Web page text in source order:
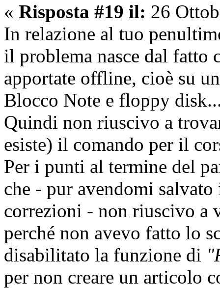
« Risposta #19 il: 26
In relazione al tuo
il problema nasce dal fatto
apportate offline, cioè su
Blocco Note e floppy
Quindi non riuscivo a
esiste) il comando per il
Per i punti al termine del
che - pur avendomi
correzioni - non riuscivo a
perché non avevo fatto lo
disabilitato la funzione di
per non creare un articolo